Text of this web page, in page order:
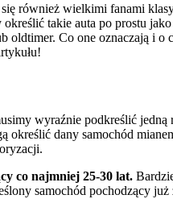
również wielkimi fanami
takie auta po prostu
oldtimer. Co one oznaczają i
wyraźnie podkreślić jedną
określić dany samochód
co najmniej 25-30 lat.
samochód pochodzący